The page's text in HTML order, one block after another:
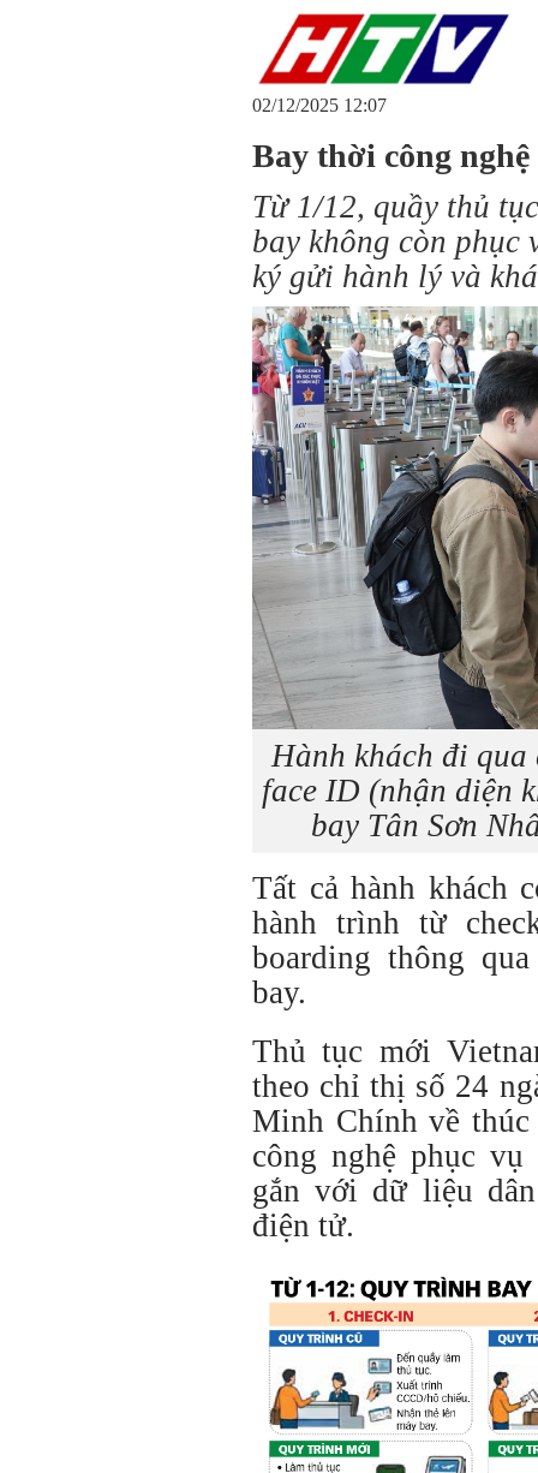
02/12/2025 12:07
Bay thời công nghệ
Từ 1/12, quầy thủ
bay không còn
ký gửi hành lý và
Hành khách đi
face ID (nhận diện
bay Tân Sơn
Tất cả hành khách
hành trình từ
boarding thông
bay.
Thủ tục mới
theo chỉ thị số 24
Minh Chính về
công nghệ phục
gắn với dữ liệu
điện tử.